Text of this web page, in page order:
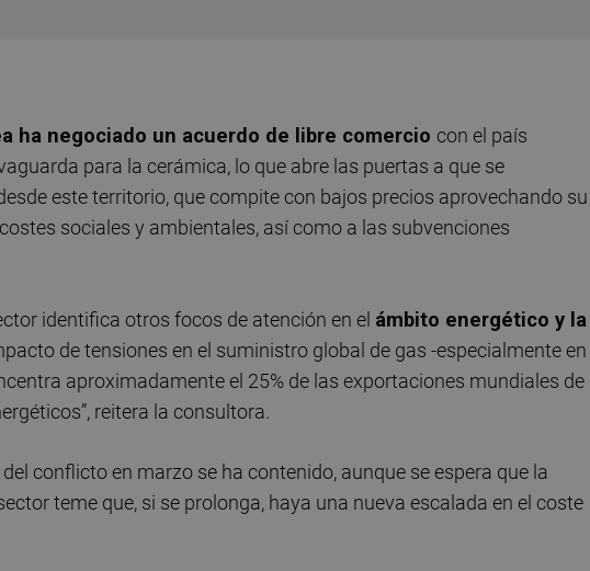
ha negociado un acuerdo de libre comercio con el país
para la cerámica, lo que abre las puertas a que se
este territorio, que compite con bajos precios aprovechando su
sociales y ambientales, así como a las subvenciones
identifica otros focos de atención en el ámbito energético y la
de tensiones en el suministro global de gas -especialmente en
aproximadamente el 25% de las exportaciones mundiales de
reitera la consultora.
conflicto en marzo se ha contenido, aunque se espera que la
teme que, si se prolonga, haya una nueva escalada en el coste